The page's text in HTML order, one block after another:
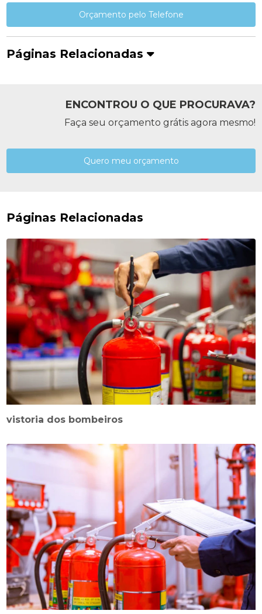
Orçamento pelo Telefone
Páginas Relacionadas
ENCONTROU O QUE PROCURAVA?
Faça seu orçamento grátis agora mesmo!
Quero meu orçamento
Páginas Relacionadas
vistoria dos bombeiros